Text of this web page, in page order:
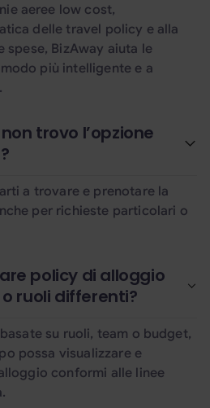
aeree low cost,
delle travel policy e alla
BizAway aiuta le
più intelligente e a
trovo l’opzione
a trovare e prenotare la
per richieste particolari o
policy di alloggio
ruoli differenti?
su ruoli, team o budget,
possa visualizzare e
conformi alle linee